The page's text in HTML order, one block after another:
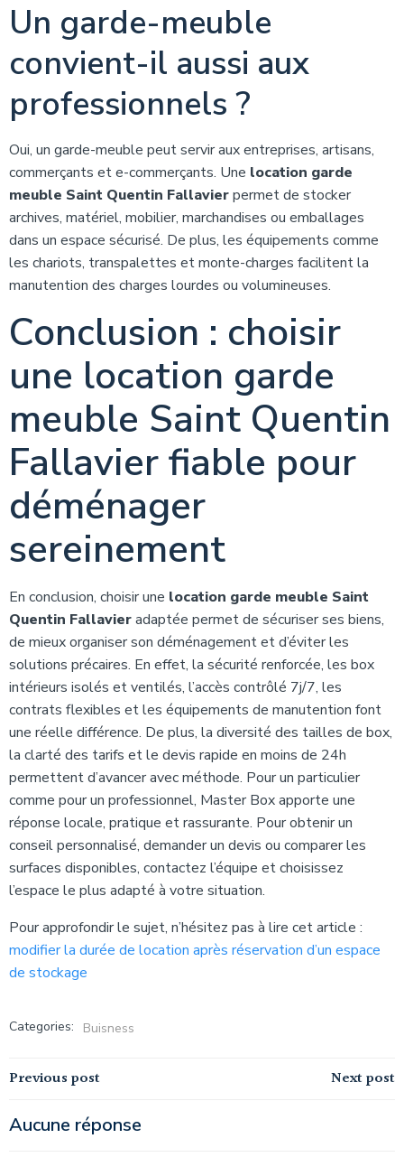
Un garde-meuble
convient-il aussi aux
professionnels ?
Oui, un garde-meuble peut servir aux entreprises, artisans,
commerçants et e-commerçants. Une location garde
meuble Saint Quentin Fallavierpermet de stocker
archives, matériel, mobilier, marchandises ou emballages
dans un espace sécurisé. De plus, les équipements comme
les chariots, transpalettes et monte-charges facilitent la
manutention des charges lourdes ou volumineuses.
Conclusion : choisir
une location garde
meuble Saint Quentin
Fallavier fiable pour
déménager
sereinement
En conclusion, choisir une location garde meuble Saint
Quentin Fallavieradaptée permet de sécuriser ses biens,
de mieux organiser son déménagement et d’éviter les
solutions précaires. En effet, la sécurité renforcée, les box
intérieurs isolés et ventilés, l’accès contrôlé 7j/7, les
contrats flexibles et les équipements de manutention font
une réelle différence. De plus, la diversité des tailles de box,
la clarté des tarifs et le devis rapide en moins de 24h
permettent d’avancer avec méthode. Pour un particulier
comme pour un professionnel, Master Box apporte une
réponse locale, pratique et rassurante. Pour obtenir un
conseil personnalisé, demander un devis ou comparer les
surfaces disponibles, contactez l’équipe et choisissez
l’espace le plus adapté à votre situation.
Pour approfondir le sujet, n’hésitez pas à lire cet article :
modifier la durée de location après réservation d’un espace
de stockage
Categories: Buisness
Navigation
de
Previous post Navigation
Next post
Aucune réponse